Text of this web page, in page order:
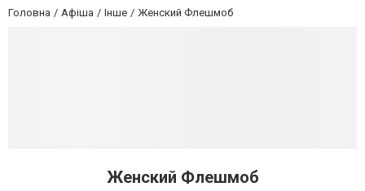
Головна Афіша Інше Женский Флешмоб
Женский Флешмоб